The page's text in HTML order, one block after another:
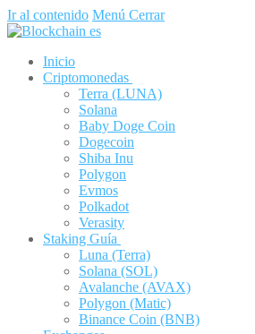
Ir al contenido Menú Cerrar
Inicio
Criptomonedas
Terra (LUNA)
Solana
Baby Doge Coin
Dogecoin
Shiba Inu
Polygon
Evmos
Polkadot
Verasity
Staking Guía
Luna (Terra)
Solana (SOL)
Avalanche (AVAX)
Polygon (Matic)
Binance Coin (BNB)